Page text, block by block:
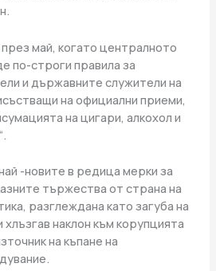
май, когато централното
по-строги правила за
и държавните служители на
на официални приеми,
на цигари, алкохол и
-новите в редица мерки за
тържества от страна на
разглеждана като загуба на
наклон към корупцията
на къпане на